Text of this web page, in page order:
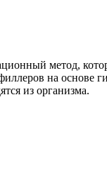
метод,
на основе
из организма.